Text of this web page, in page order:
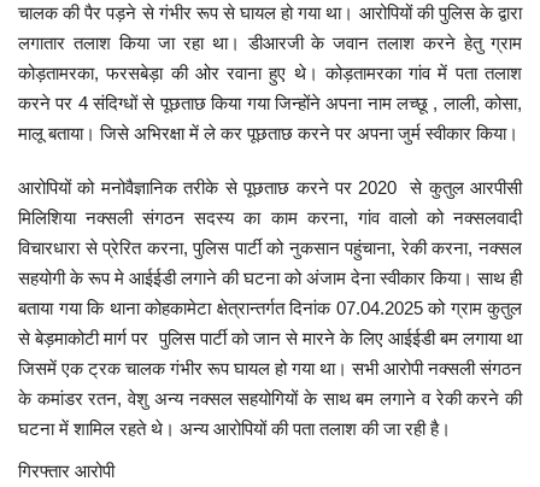
खेल
बिजनेस
वीडियो
चालक की पैर पड़ने से गंभीर रूप से घायल हो गया था। आरोपियों की पुलिस के द्वारा
लगातार तलाश किया जा रहा था। डीआरजी के जवान तलाश करने हेतु ग्राम
कोड़तामरका, फरसबेड़ा की ओर रवाना हुए थे। कोड़तामरका गांव में पता तलाश
करने पर 4 संदिग्धों से पूछताछ किया गया जिन्होंने अपना नाम लच्छू , लाली, कोसा,
मालू बताया। जिसे अभिरक्षा में ले कर पूछताछ करने पर अपना जुर्म स्वीकार किया।
आरोपियों को मनोवैज्ञानिक तरीके से पूछताछ करने पर 2020 से कुतुल आरपीसी
मिलिशिया नक्सली संगठन सदस्य का काम करना, गांव वालो को नक्सलवादी
विचारधारा से प्रेरित करना, पुलिस पार्टी को नुकसान पहुंचाना, रेकी करना, नक्सल
सहयोगी के रूप मे आईईडी लगाने की घटना को अंजाम देना स्वीकार किया। साथ ही
बताया गया कि थाना कोहकामेटा क्षेत्रान्तर्गत दिनांक 07.04.2025 को ग्राम कुतुल
से बेड़माकोटी मार्ग पर पुलिस पार्टी को जान से मारने के लिए आईईडी बम लगाया था
जिसमें एक ट्रक चालक गंभीर रूप घायल हो गया था। सभी आरोपी नक्सली संगठन
के कमांडर रतन, वेशु अन्य नक्सल सहयोगियों के साथ बम लगाने व रेकी करने की
घटना में शामिल रहते थे। अन्य आरोपियों की पता तलाश की जा रही है।
गिरफ्तार आरोपी